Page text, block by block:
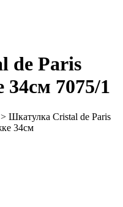
de Paris
34см 7075/1
> Шкатулка Cristal de Paris
34см